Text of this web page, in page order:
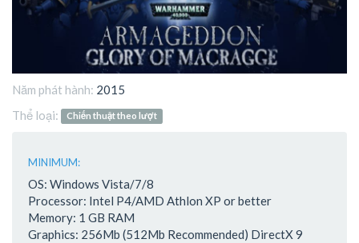
Năm phát hành: 2015
Thể loại:
Chiến thuật theo lượt
MINIMUM:
OS: Windows Vista/7/8
Processor: Intel P4/AMD Athlon XP or better
Memory: 1 GB RAM
Graphics: 256Mb (512Mb Recommended) DirectX 9